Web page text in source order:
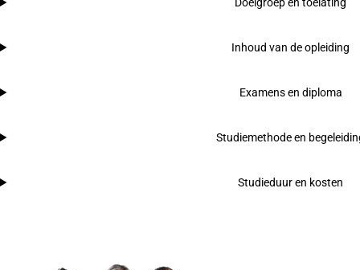
Inhoud van de opleiding
Examens en diploma
Studiemethode en
Studieduur en kosten